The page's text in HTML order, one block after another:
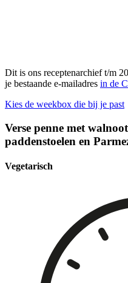
Dit is ons receptenarchief t/m
je bestaande e-mailadres in de
Kies de weekbox die bij je past
Verse penne met
paddenstoelen en
Vegetarisch